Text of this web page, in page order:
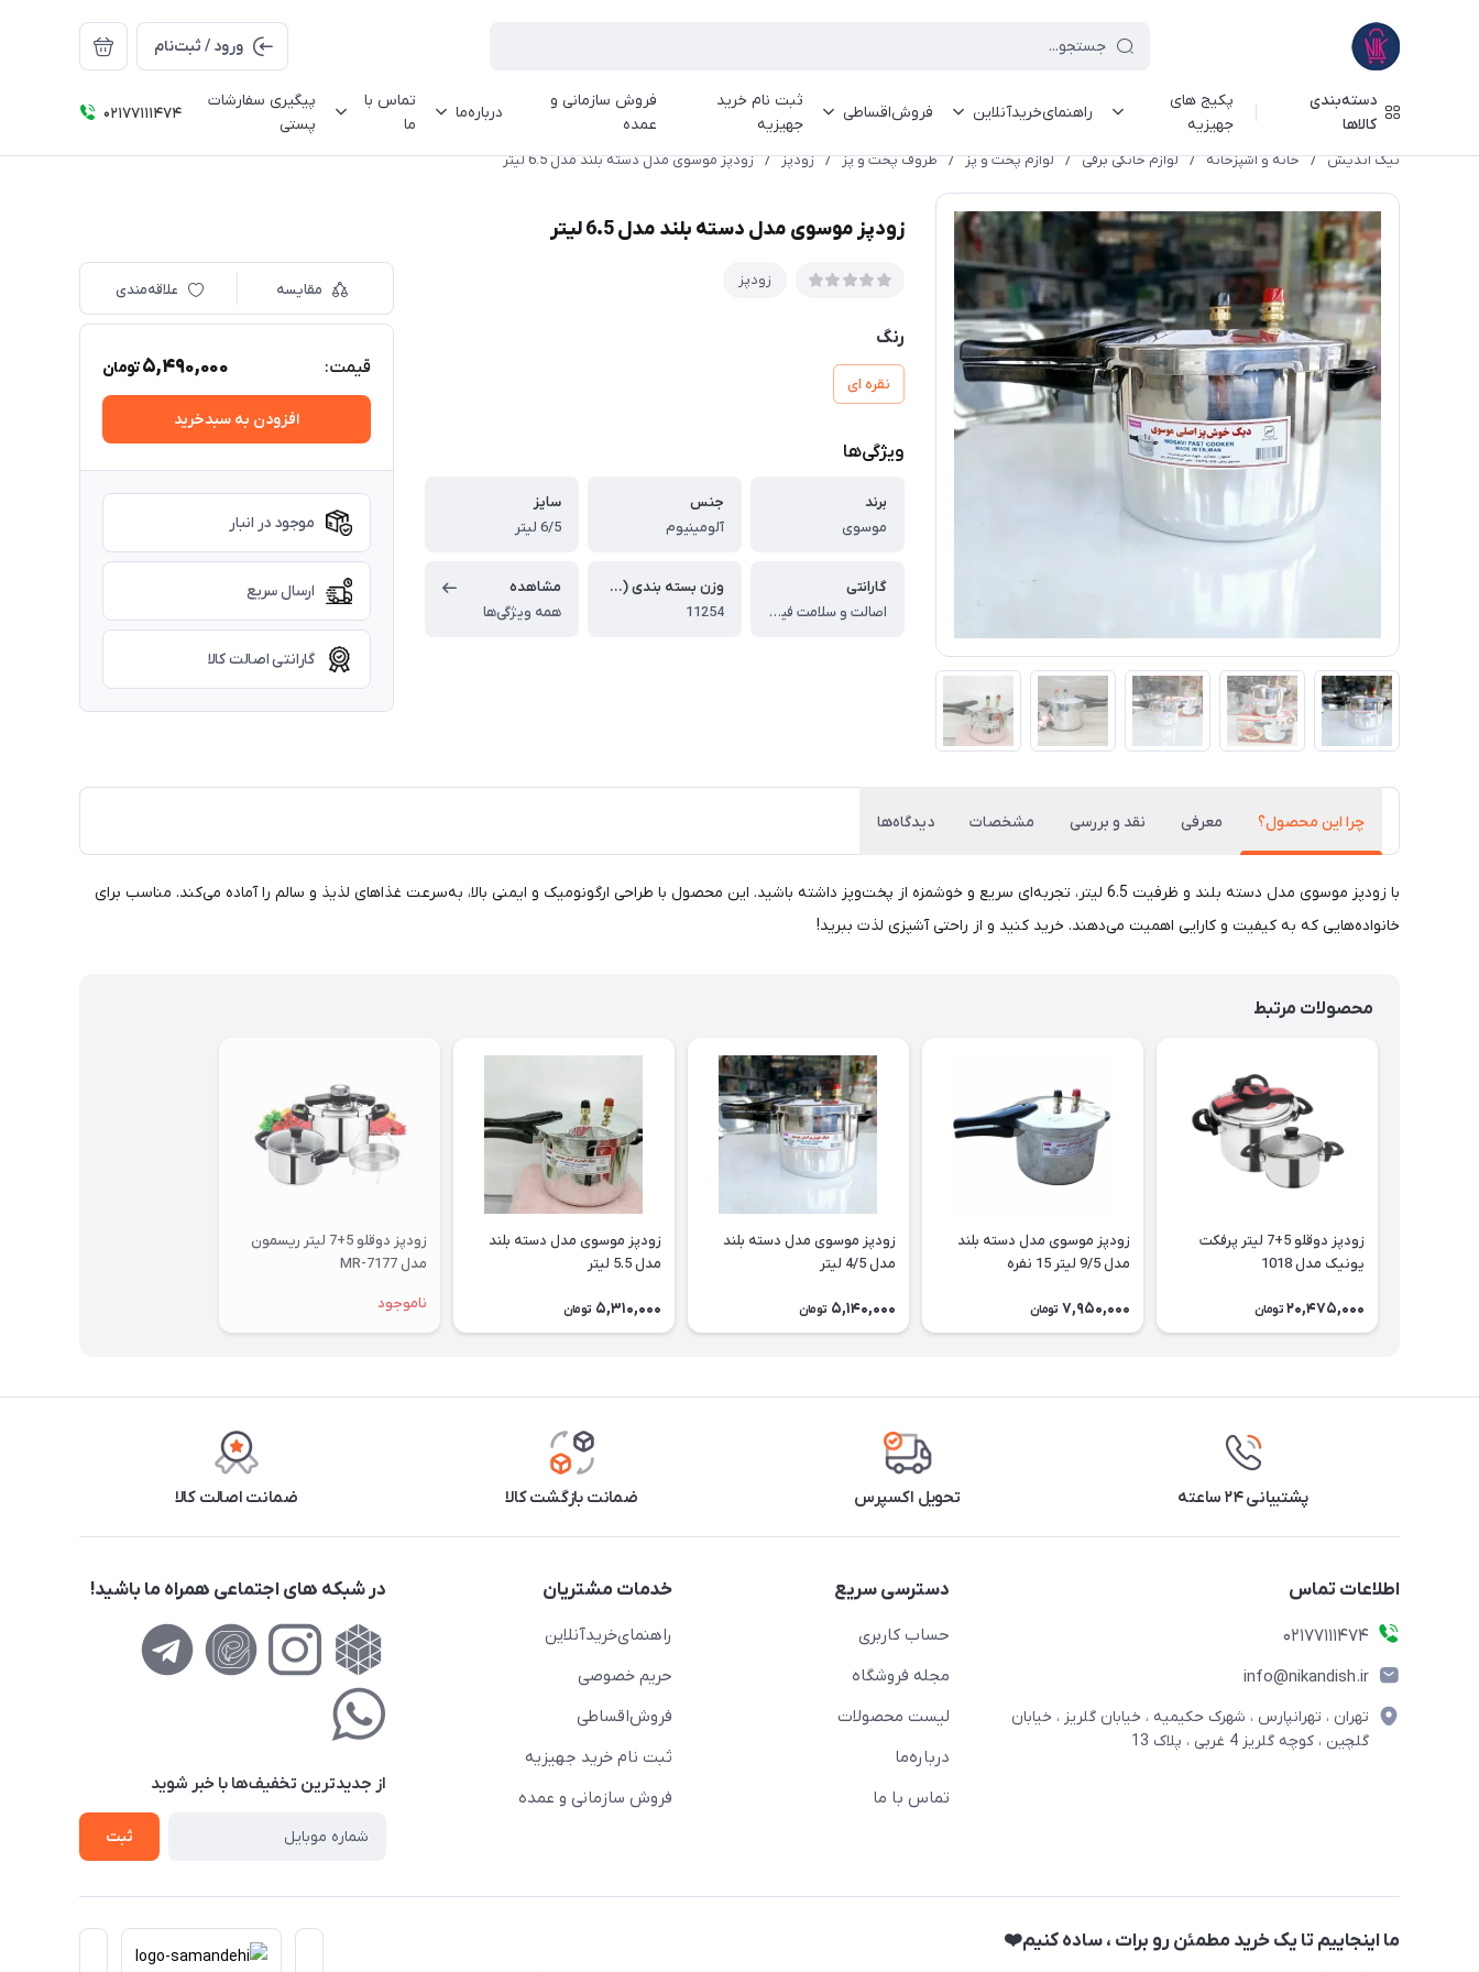
ورود / ثبت‌نام
دسته‌بندی
کالاها
پکیج های
جهیزیه
راهنمای‌خرید‌آنلاین فروش‌اقساطی
ثبت نام خرید
جهیزیه
فروش سازمانی و
عمده
درباره‌ما
تماس با
ما
پیگیری سفارشات
پستی
02177111474
نیک اندیش / خانه و آشپزخانه / لوازم خانگی برقی / لوازم پخت و پز / ظروف پخت و پز / زودپز / زودپز موسوی مدل دسته بلند مدل 6.5 لیتر
زودپز موسوی مدل دسته بلند مدل 6.5 لیتر
زودپز
رنگ
نقره ای
ویژگی‌ها
برند
موسوی
جنس
آلومینیوم
سایز
6/5 لیتر
گارانتی
اصالت و سلامت فیزیکی کالا
وزن بسته بندی (گرم)
11254
مشاهده
همه ویژگی‌ها
مقایسه علاقه‌مندی
قیمت: 5,490,000تومان
افزودن به سبدخرید
موجود در انبار
ارسال سریع
گارانتی اصالت کالا
چرا این محصول؟ معرفی نقد و بررسی مشخصات دیدگاه‌ها
با زودپز موسوی مدل دسته بلند و ظرفیت 6.5 لیتر، تجربه‌ای سریع و خوشمزه از پخت‌وپز داشته باشید. این محصول با طراحی ارگونومیک و ایمنی بالا، به‌سرعت غذاهای لذیذ و سالم را آماده می‌کند. مناسب برای
خانواده‌هایی که به کیفیت و کارایی اهمیت می‌دهند. خرید کنید و از راحتی آشپزی لذت ببرید!
محصولات مرتبط
زودپز دوقلو 5+7 لیتر پرفکت
یونیک مدل 1018
20,475,000 تومان
زودپز موسوی مدل دسته بلند
مدل 9/5 لیتر 15 نفره
7,950,000 تومان
زودپز موسوی مدل دسته بلند
مدل 4/5 لیتر
5,140,000 تومان
زودپز موسوی مدل دسته بلند
مدل 5.5 لیتر
5,310,000 تومان
زودپز دوقلو 5+7 لیتر ریسمون
مدل MR-7177
ناموجود
پشتیبانی ۲۴ ساعته تحویل اکسپرس ضمانت بازگشت کالا ضمانت اصالت کالا
اطلاعات تماس
02177111474
info@nikandish.ir
تهران ، تهرانپارس ، شهرک حکیمیه ، خیابان گلریز ، خیابان
گلچین ، کوچه گلریز 4 غربی ، پلاک 13
دسترسی سریع
حساب کاربری
مجله فروشگاه
لیست محصولات
درباره‌ما
تماس با ما
خدمات مشتریان
راهنمای‌خرید‌آنلاین
حریم خصوصی
فروش‌اقساطی
ثبت نام خرید جهیزیه
فروش سازمانی و عمده
در شبکه های اجتماعی همراه ما باشید!
از جدید‌ترین تخفیف‌ها با‌ خبر شوید
ثبت
ما اینجاییم تا یک خرید مطمئن رو برات ، ساده کنیم❤️